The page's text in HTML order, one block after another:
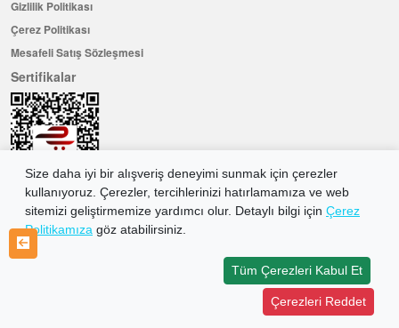
Size daha iyi bir alışveriş deneyimi sunmak için çerezler
kullanıyoruz. Çerezler, tercihlerinizi hatırlamamıza ve web
sitemizi geliştirmemize yardımcı olur. Detaylı bilgi için Çerez
Politikamıza göz atabilirsiniz.
Tüm Çerezleri Kabul Et
Çerezleri Reddet
Gizlilik Politikası
Çerez Politikası
Mesafeli Satış Sözleşmesi
Sertifikalar
Hemen Üye Olun ...ve 100 ₺ değerinde indirim kuponu kazanın
2026 Allkaria Elektronik Tic. A.Ş. Her Hakkı Saklıdır.